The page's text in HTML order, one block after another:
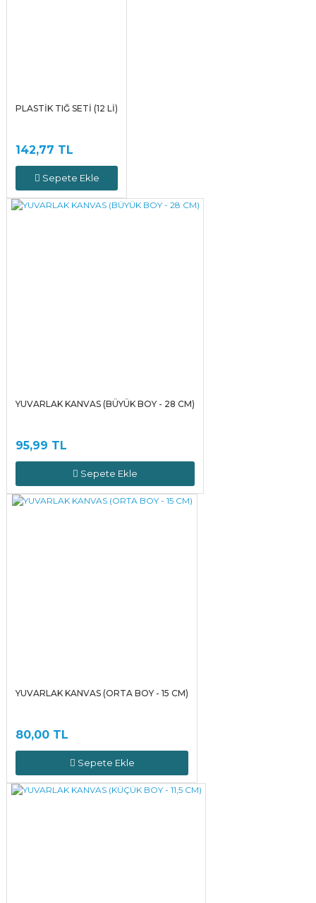
PLASTİK TIĞ SETİ (12 Lİ)
142,77 TL
Sepete Ekle
YUVARLAK KANVAS (BÜYÜK BOY - 28 CM)
95,99 TL
Sepete Ekle
YUVARLAK KANVAS (ORTA BOY - 15 CM)
80,00 TL
Sepete Ekle